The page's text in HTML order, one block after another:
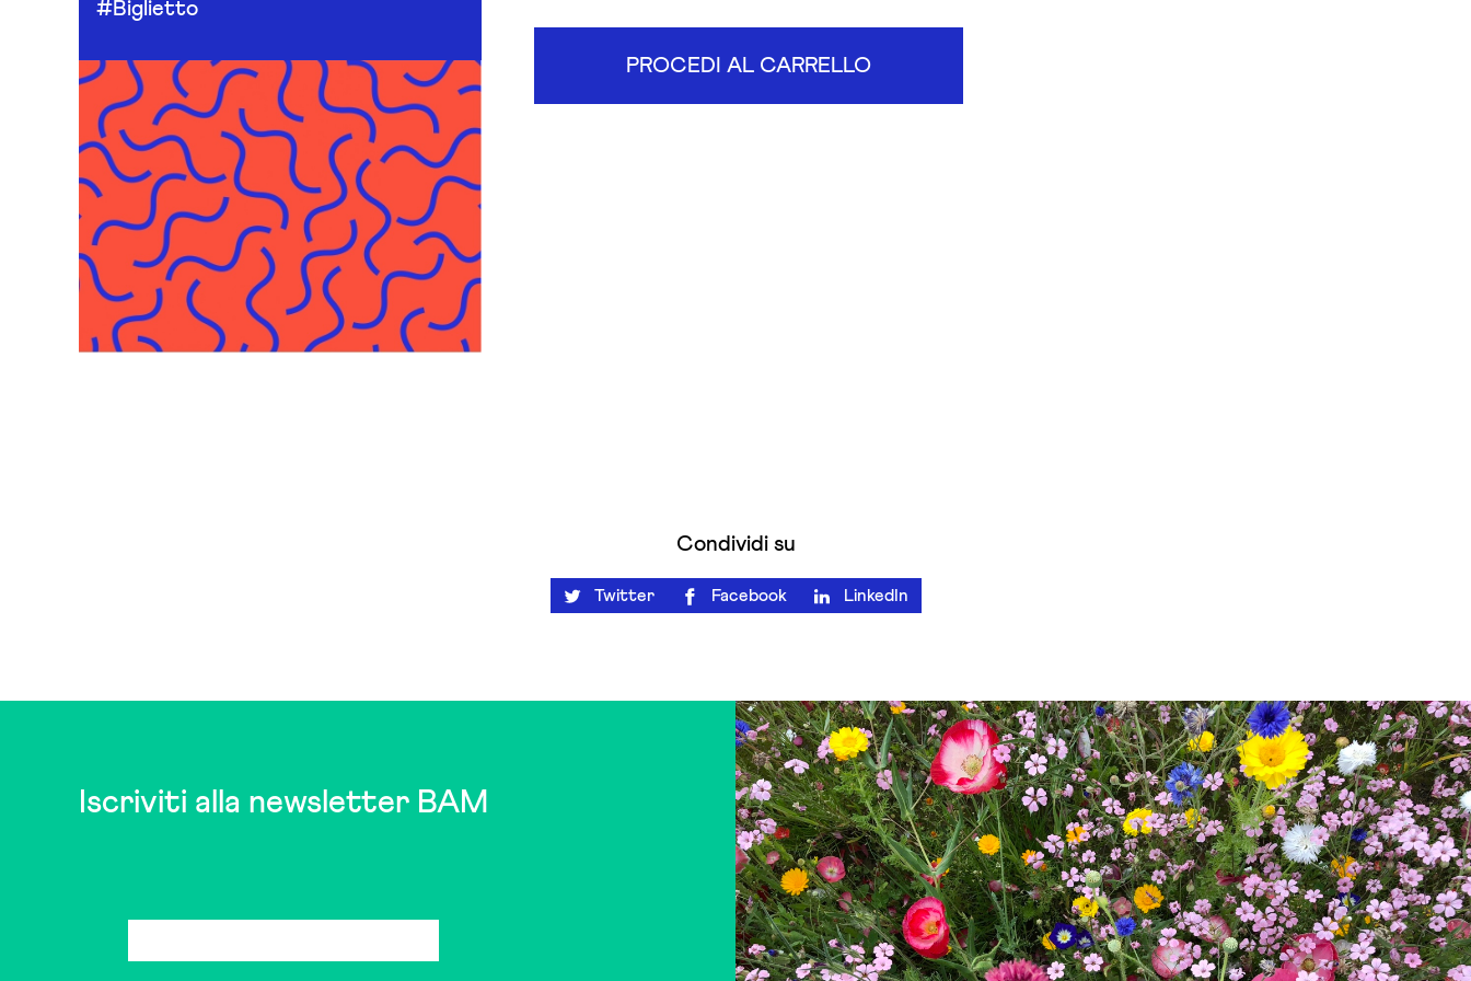
#Biglietto
PROCEDI AL CARRELLO
Condividi su
Twitter Facebook LinkedIn
Iscriviti alla newsletter BAM